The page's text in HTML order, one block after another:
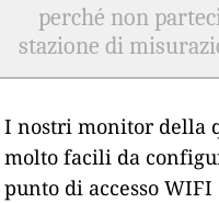
perché non
stazione di
I nostri monitor della
molto facili da
punto di accesso